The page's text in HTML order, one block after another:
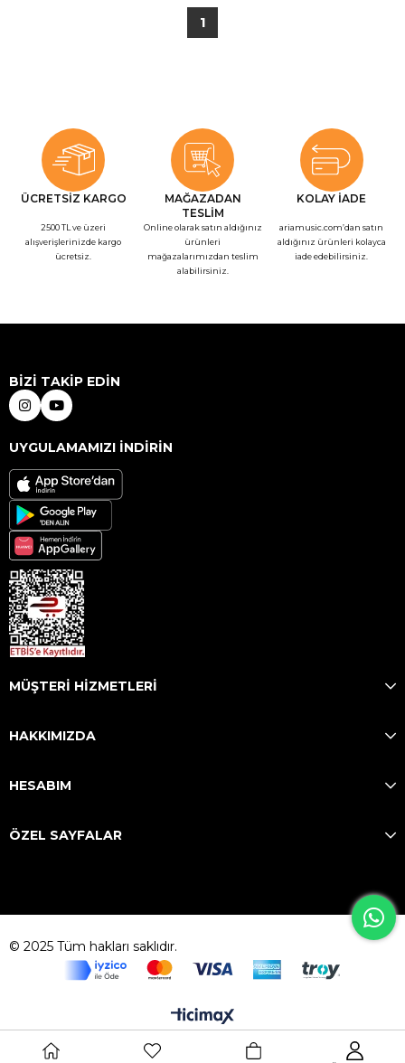
1
ÜCRETSİZ KARGO
2500 TL ve üzeri
alışverişlerinizde kargo
ücretsiz.
MAĞAZADAN
TESLİM
Online olarak satın aldığınız
ürünleri
mağazalarımızdan teslim
alabilirsiniz.
KOLAY İADE
ariamusic.com’dan satın
aldığınız ürünleri kolayca
iade edebilirsiniz.
BİZİ TAKİP EDİN
UYGULAMAMIZI İNDİRİN
MÜŞTERİ HİZMETLERİ
HAKKIMIZDA
HESABIM
ÖZEL SAYFALAR
© 2025 Tüm hakları saklıdır.